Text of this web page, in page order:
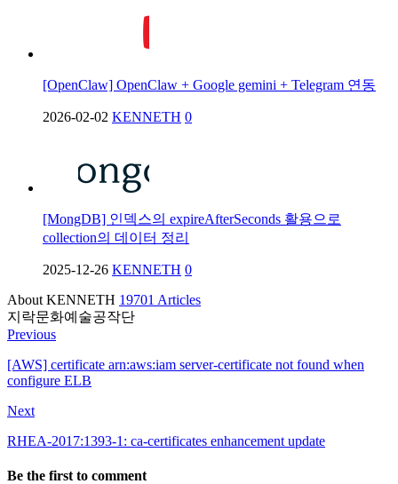
[OpenClaw] OpenClaw + Google gemini + Telegram 연동
2026-02-02 KENNETH 0
[MongDB] 인덱스의 expireAfterSeconds 활용으로
collection의 데이터 정리
2025-12-26 KENNETH 0
About KENNETH 19701 Articles
지락문화예술공작단
Previous
[AWS] certificate arn:aws:iam server-certificate not found when
configure ELB
Next
RHEA-2017:1393-1: ca-certificates enhancement update
Be the first to comment